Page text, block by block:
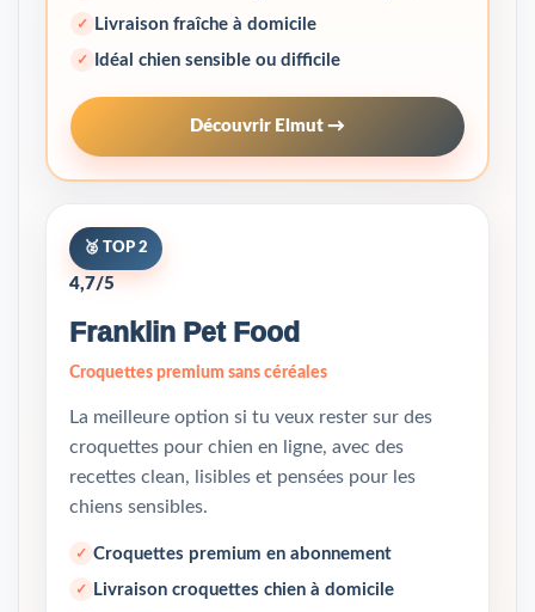
Livraison fraîche à domicile
Idéal chien sensible ou difficile
Découvrir Elmut →
🥈 TOP 2
4,7/5
Franklin Pet Food
Croquettes premium sans céréales
La meilleure option si tu veux rester sur des
croquettes pour chien en ligne, avec des
recettes clean, lisibles et pensées pour les
chiens sensibles.
Croquettes premium en abonnement
Livraison croquettes chien à domicile